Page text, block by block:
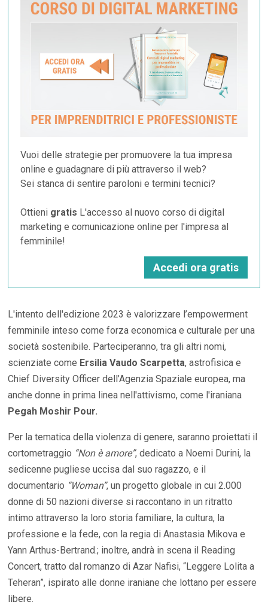
Vuoi delle strategie per promuovere la tua impresa
online e guadagnare di più attraverso il web?
Sei stanca di sentire paroloni e termini tecnici?
Ottieni gratis L'accesso al nuovo corso di digital
marketing e comunicazione online per l'impresa al
femminile!
Accedi ora gratis
L'intento dell'edizione 2023 è valorizzare l’empowerment
femminile inteso come forza economica e culturale per una
società sostenibile. Parteciperanno, tra gli altri nomi,
scienziate come Ersilia Vaudo Scarpetta, astrofisica e
Chief Diversity Officer dell’Agenzia Spaziale europea, ma
anche donne in prima linea nell'attivismo, come l'iraniana
Pegah Moshir Pour.
Per la tematica della violenza di genere, saranno proiettati il
cortometraggio “Non è amore”, dedicato a Noemi Durini, la
sedicenne pugliese uccisa dal suo ragazzo, e il
documentario “Woman”, un progetto globale in cui 2.000
donne di 50 nazioni diverse si raccontano in un ritratto
intimo attraverso la loro storia familiare, la cultura, la
professione e la fede, con la regia di Anastasia Mikova e
Yann Arthus-Bertrand.; inoltre, andrà in scena il Reading
Concert, tratto dal romanzo di Azar Nafisi, “Leggere Lolita a
Teheran”, ispirato alle donne iraniane che lottano per essere
libere.